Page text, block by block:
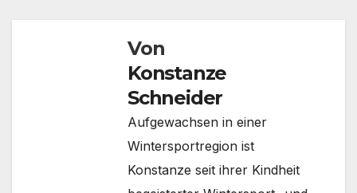
Von
Konstanze
Schneider
Aufgewachsen in einer
Wintersportregion ist
Konstanze seit ihrer Kindheit